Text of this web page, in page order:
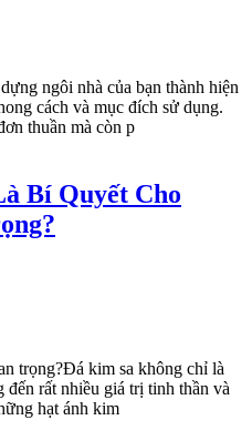
ngôi nhà của bạn thành hiện
cách và mục đích sử dụng.
thuần mà còn p
Bí Quyết Cho
trọng?Đá kim sa không chỉ là
rất nhiều giá trị tinh thần và
hạt ánh kim